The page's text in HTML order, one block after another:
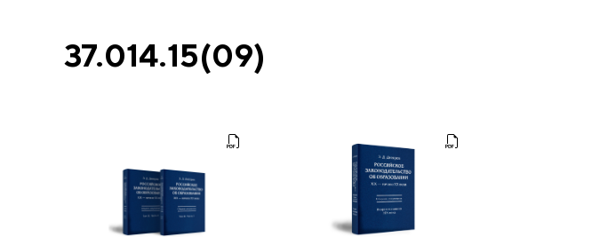
37.014.15(09)